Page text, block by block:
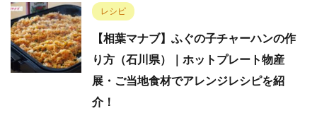
レシピ
【相葉マナブ】ふぐの子チャーハンの作
り方（石川県）｜ホットプレート物産
展・ご当地食材でアレンジレシピを紹
介！